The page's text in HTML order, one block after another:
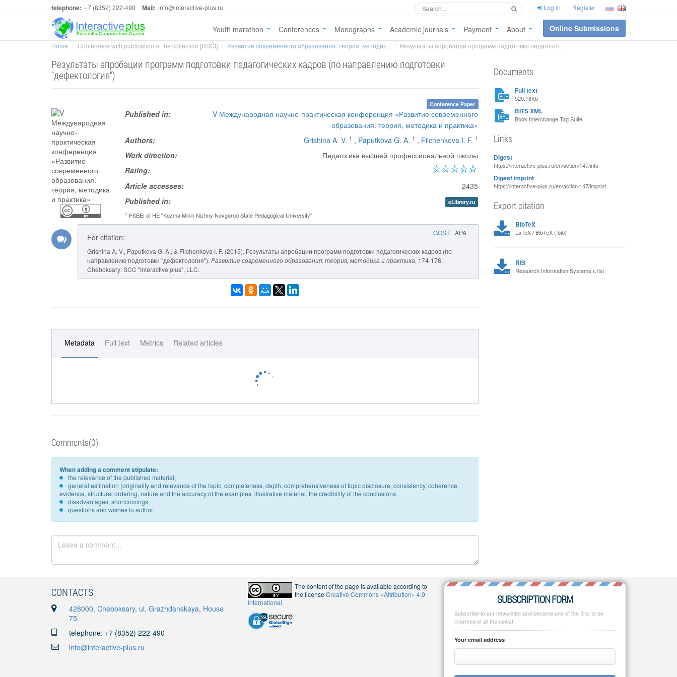
telephone: +7 (8352) 222-490 Mail: info@interactive-plus.ru Log in Register
Youth marathon Conferences Monographs Academic journals Payment About Online Submissions
Home Conference with publication of the collection [RSCI] Развитие современного образования: теория, методик... Результаты апробации программ подготовки педагогич...
Результаты апробации программ подготовки педагогических кадров (по направлению подготовки
"дефектология")
Conference Paper
Published in:
V Международная научно-практическая конференция «Развитие современного
образования: теория, методика и практика»
Authors:
Grishina A. V. 1 , Paputkova G. A. 1 , Filchenkova I. F. 1
Work direction:
Педагогика высшей профессиональной школы
Rating:
Article accesses:
2435
Published in:
eLibrary.ru
1 FSBEI of HE "Kozma Minin Nizhny Novgorod State Pedagogical University"
GOST APA
For citation:
Grishina A. V., Paputkova G. A., & Filchenkova I. F. (2015). Результаты апробации программ подготовки педагогических кадров (по
направлению подготовки "дефектология"). Развитие современного образования: теория, методика и практика, 174-178.
Cheboksary: SCC "Interactive plus", LLC.
Metadata Full text Metrics Related articles
Comments(0)
When adding a comment stipulate:
the relevance of the published material;
general estimation (originality and relevance of the topic, completeness, depth, comprehensiveness of topic disclosure, consistency, coherence,
evidence, structural ordering, nature and the accuracy of the examples, illustrative material, the credibility of the conclusions;
disadvantages, shortcomings;
questions and wishes to author.
Documents
Full text
520.18Kb
BITS XML
Book Interchange Tag Suite
Links
Digest
https://interactive-plus.ru/en/action/147/info
Digest imprint
https://interactive-plus.ru/en/action/147/imprint
Export citation
BibTeX
LaTeX / BibTeX (.bib)
RIS
Research Information Systems (.ris)
CONTACTS
428000, Cheboksary, ul. Grazhdanskaya, House
75
telephone: +7 (8352) 222-490
info@interactive-plus.ru
The content of the page is available according to
the licenseCreative Commons «Attribution» 4.0
International
SUBSCRIPTION FORM
Subscribe to our newsletter and become one of the first to be
informed of all the news!
Your email address